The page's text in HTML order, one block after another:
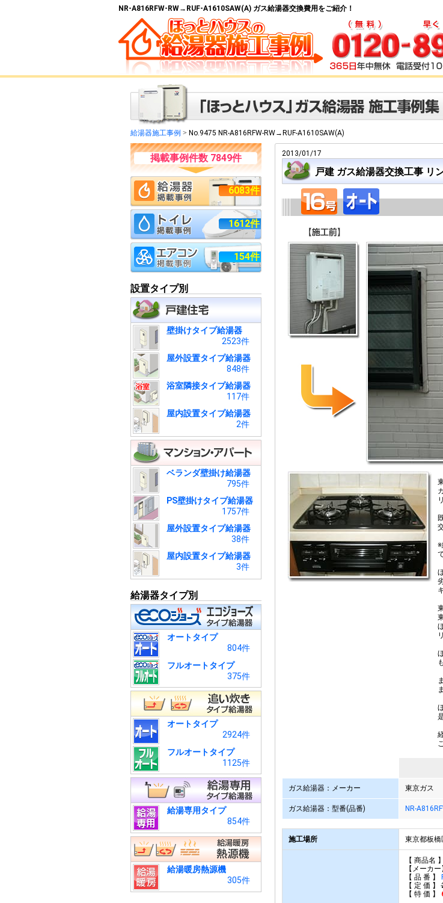
NR-A816RFW-RW→RUF-A1610SAW(A) ガス給湯器交換費用をご紹介！
給湯器施工事例 > No.9475 NR-A816RFW-RW→RUF-A1610SAW(A)
掲載事例件数 7849件
6083件
1612件
154件
設置タイプ別
壁掛けタイプ給湯器
2523件
屋外設置タイプ給湯器
848件
浴室隣接タイプ給湯器
117件
屋内設置タイプ給湯器
2件
ベランダ壁掛け給湯器
795件
PS壁掛けタイプ給湯器
1757件
屋外設置タイプ給湯器
38件
屋内設置タイプ給湯器
3件
給湯器タイプ別
オートタイプ
804件
フルオートタイプ
375件
オートタイプ
2924件
フルオートタイプ
1125件
給湯専用タイプ
854件
給湯暖房熱源機
305件
2013/01/17
戸建 ガス給湯器交換工事 リ
※
ガス給湯器：メーカー 東京ガス
ガス給湯器：型番(品番) NR-
施工場所 東京都板橋
【 商品名
【メーカ
【 品 番 】
【 定 価 】
【 特 価 】